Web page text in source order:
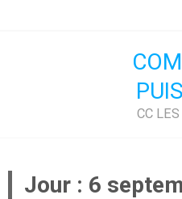
CC
Jour : 6